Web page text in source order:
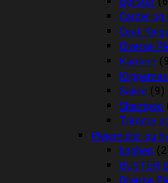
Carder
Coat
Diverse
Kamme
Sakse (9)
Shampoo
Trimme
Plejemidler og
bagben
BUSTER